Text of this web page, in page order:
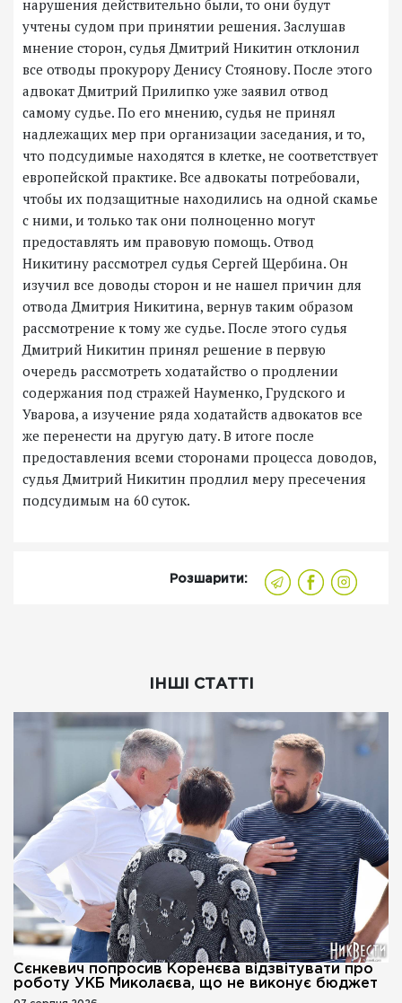
нарушения действительно были, то они будут
учтены судом при принятии решения. Заслушав
мнение сторон, судья Дмитрий Никитин отклонил
все отводы прокурору Денису Стоянову. После этого
адвокат Дмитрий Прилипко уже заявил отвод
самому судье. По его мнению, судья не принял
надлежащих мер при организации заседания, и то,
что подсудимые находятся в клетке, не соответствует
европейской практике. Все адвокаты потребовали,
чтобы их подзащитные находились на одной скамье
с ними, и только так они полноценно могут
предоставлять им правовую помощь. Отвод
Никитину рассмотрел судья Сергей Щербина. Он
изучил все доводы сторон и не нашел причин для
отвода Дмитрия Никитина, вернув таким образом
рассмотрение к тому же судье. После этого судья
Дмитрий Никитин принял решение в первую
очередь рассмотреть ходатайство о продлении
содержания под стражей Науменко, Грудского и
Уварова, а изучение ряда ходатайств адвокатов все
же перенести на другую дату. В итоге после
предоставления всеми сторонами процесса доводов,
судья Дмитрий Никитин продлил меру пресечения
подсудимым на 60 суток.
Розшарити:
ІНШІ СТАТТІ
Сєнкевич попросив Коренєва відзвітувати про
роботу УКБ Миколаєва, що не виконує бюджет